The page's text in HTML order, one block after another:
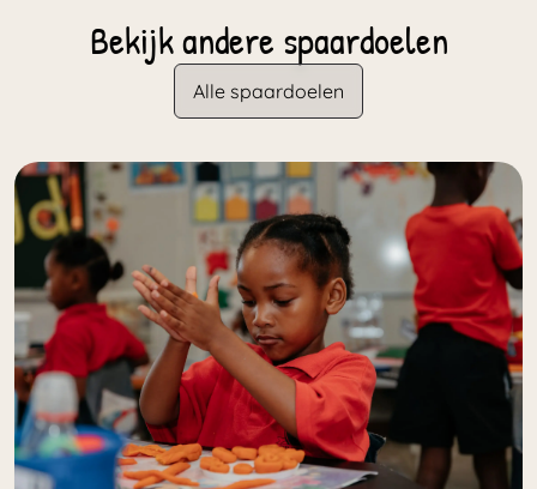
Bekijk andere spaardoelen
Alle spaardoelen